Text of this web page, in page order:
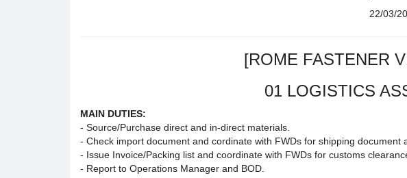
22/03/
[ROME FASTENER
01 LOGISTICS
MAIN DUTIES:
- Source/Purchase direct and in-direct materials.
- Check import document and cordinate with FWDs for shipping document
- Issue Invoice/Packing list and coordinate with FWDs for customs
- Report to Operations Manager and BOD.